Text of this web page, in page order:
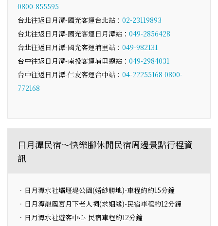
0800-855595
台北往返日月潭-國光客運台北站： 02-23119893
台北往返日月潭-國光客運日月潭站： 049-2856428
台北往返日月潭-國光客運埔里站： 049-982131
台中往返日月潭-南投客運埔里總站： 049-2984031
台中往返日月潭-仁友客運台中站： 04-22255168 0800-
772168
日月潭民宿～快樂腳休閒民宿周邊景點行程資
訊
．日月潭水社壩堰堤公園(婚紗勝地)-車程約約15分鐘
．日月潭龍鳳宮月下老人祠(求姻緣)-民宿車程約12分鐘
．日月潭水社遊客中心-民宿車程約12分鐘